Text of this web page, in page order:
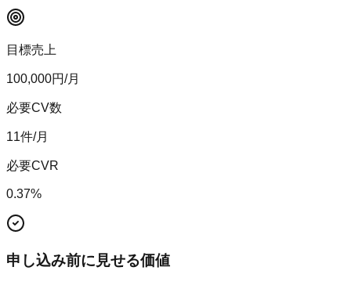
目標売上
100,000円/月
必要CV数
11件/月
必要CVR
0.37%
申し込み前に見せる価値